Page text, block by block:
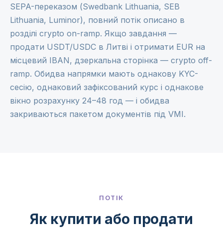
SEPA-переказом (Swedbank Lithuania, SEB
Lithuania, Luminor), повний потік описано в
розділі crypto on-ramp. Якщо завдання —
продати USDT/USDC в Литві і отримати EUR на
місцевий IBAN, дзеркальна сторінка — crypto off-
ramp. Обидва напрямки мають однакову KYC-
сесію, однаковий зафіксований курс і однакове
вікно розрахунку 24–48 год — і обидва
закриваються пакетом документів під VMI.
ПОТІК
Як купити або продати